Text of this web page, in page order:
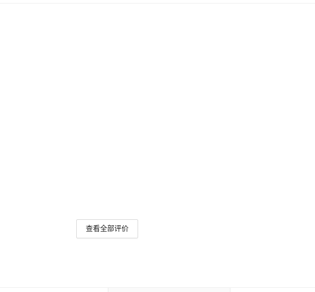
查看全部评价